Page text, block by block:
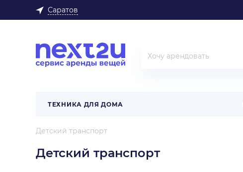
Саратов
ТЕХНИКА ДЛЯ ДОМА
Детский транспорт
Детский транспорт